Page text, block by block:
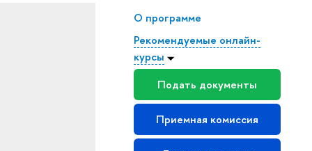
О программе
Рекомендуемые онлайн-
курсы
Подать документы
Приемная комиссия